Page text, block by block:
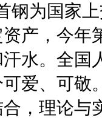
钢为国家
产，今年
水。全国
爱、可敬
，理论与